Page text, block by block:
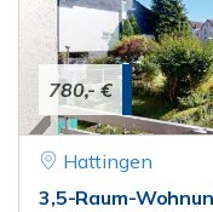
780,- €
Hattingen
3,5-Raum-